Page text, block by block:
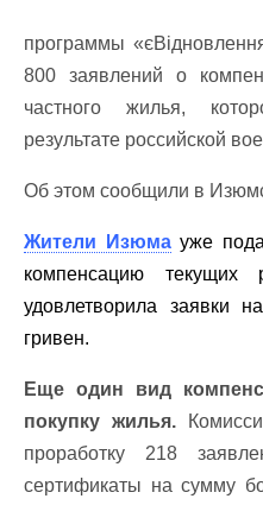
программы
800 заявлений о
частного жилья,
результате российской
Об этом сообщили в
Жители Изюмауже
компенсацию текущих
удовлетворила заявки
гривен.
Еще один вид
покупку жилья.
проработку 218
сертификаты на сумму